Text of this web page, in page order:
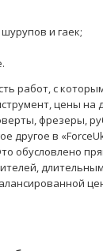
и гаек;
работ, с
цены на
фрезеры,
другое в
обусловлено